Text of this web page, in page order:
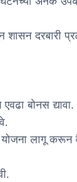
शासन दरबारी
बोनस द्यावा.
लागू करून